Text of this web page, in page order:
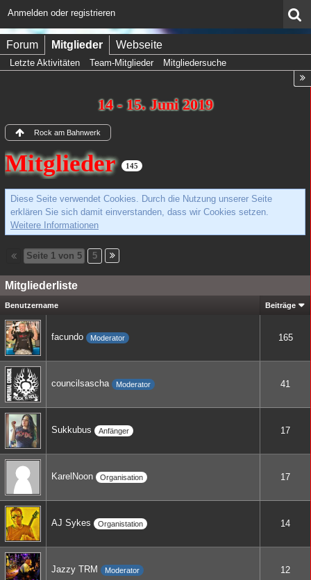
Anmelden oder registrieren
Forum Mitglieder Webseite
Letzte Aktivitäten Team-Mitglieder Mitgliedersuche
14 - 15. Juni 2019
Rock am Bahnwerk
Mitglieder 145
Diese Seite verwendet Cookies. Durch die Nutzung unserer Seite
erklären Sie sich damit einverstanden, dass wir Cookies setzen.
Weitere Informationen
Seite 1 von 5 5
Mitgliederliste
Benutzername Beiträge
facundo Moderator 165
councilsascha Moderator 41
Sukkubus Anfänger 17
KarelNoon Organisation 17
AJ Sykes Organistation 14
Jazzy TRM Moderator 12